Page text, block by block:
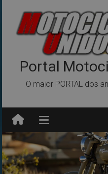
conteúdo
Portal
O maior PORTAL dos